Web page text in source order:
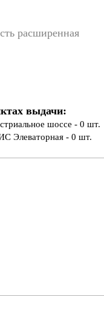
расширенная
выдачи:
шоссе - 0 шт.
Элеваторная - 0 шт.